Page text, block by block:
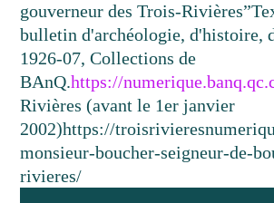
gouverneur des Trois-Rivières”
bulletin d'archéologie, d'histoire,
1926-07, Collections de
BAnQ.https://
Rivières (avant le 1er janvier
2002)https://
monsieur-boucher-seigneur-de-
rivieres/